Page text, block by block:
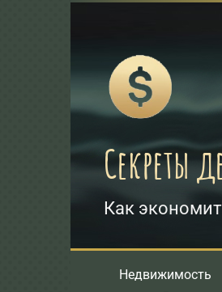
Секреты
Как
Недвижимость